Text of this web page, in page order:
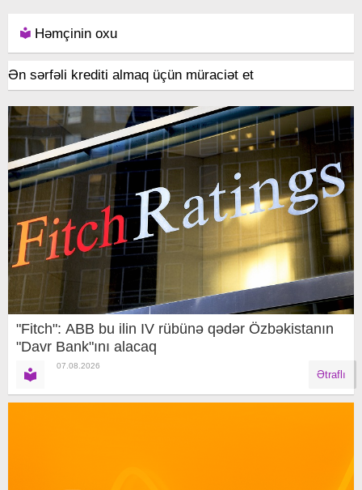
Həmçinin oxu
Ən sərfəli krediti almaq üçün müraciət et
"Fitch": ABB bu ilin IV rübünə qədər Özbəkistanın
"Davr Bank"ını alacaq
07.08.2026
Ətraflı